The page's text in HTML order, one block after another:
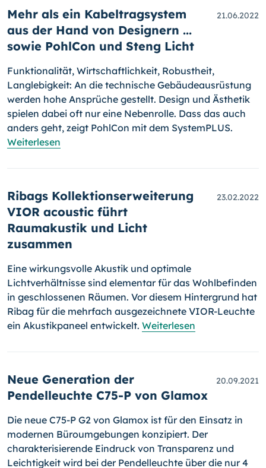
Mehr als ein Kabeltragsystem
aus der Hand von Designern ...
sowie PohlCon und Steng Licht
21.06.2022
Funktionalität, Wirtschaftlichkeit, Robustheit,
Langlebigkeit: An die technische Gebäudeausrüstung
werden hohe Ansprüche gestellt. Design und Ästhetik
spielen dabei oft nur eine Nebenrolle. Dass das auch
anders geht, zeigt PohlCon mit dem SystemPLUS.
Weiterlesen
Ribags Kollektionserweiterung
VIOR acoustic führt
Raumakustik und Licht
zusammen
23.02.2022
Eine wirkungsvolle Akustik und optimale
Lichtverhältnisse sind ele­men­tar für das Wohlbefinden
in geschlossenen Räumen. Vor diesem Hin­ter­grund hat
Ribag für die mehrfach ausgezeichnete VIOR-Leuchte
ein Akustikpaneel entwickelt. Weiterlesen
Neue Generation der
Pendelleuchte C75-P von Glamox
20.09.2021
Die neue C75-P G2 von Glamox ist für den Einsatz in
modernen Büro­um­ge­bun­gen konzipiert. Der
charakterisierende Eindruck von Tran­spa­renz und
Leichtigkeit wird bei der Pendelleuchte über die nur 4